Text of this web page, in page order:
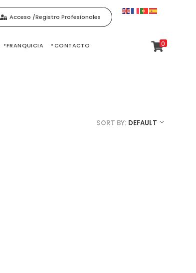
Acceso /Registro Profesionales
FRANQUICIA CONTACTO 0
SORT BY: DEFAULT